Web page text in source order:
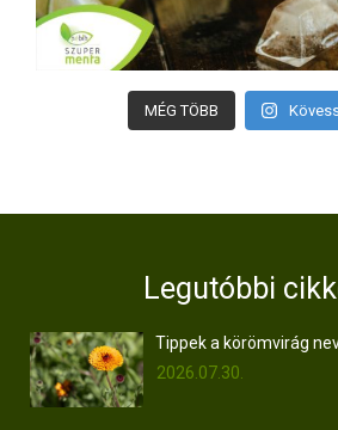
MÉG TÖBB
Legutóbbi
Tippek a körömvirág
2026.07.30.